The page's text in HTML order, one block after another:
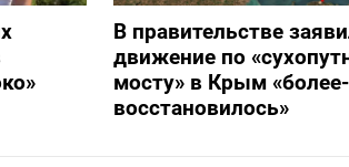
В правительстве
движение по
мосту» в Крым
восстановилось»